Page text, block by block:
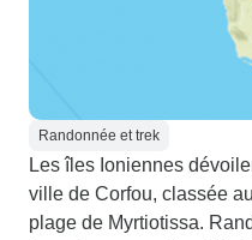
Randonnée et trek
Les îles Ioniennes
ville de Corfou, classée
plage de Myrtiotissa.